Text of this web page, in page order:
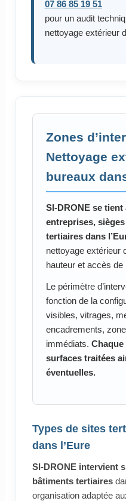
07 86 85 19 51
pour un audit
nettoyage extérieur
Zones
Nettoyage
bureaux
SI-DRONE se
entreprises,
tertiaires dans
nettoyage extérieur
hauteur et accès de
Le périmètre
fonction de la
visibles, vitrages,
encadrements,
immédiats.
surfaces traitées
éventuelles.
Types de sites
dans l’Eure
SI-DRONE intervient
bâtiments tertiaires
organisation adaptée